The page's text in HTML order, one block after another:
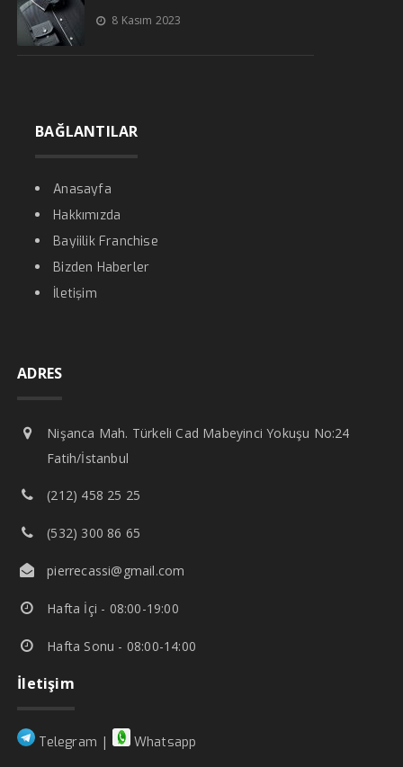
8 Kasım 2023
BAĞLANTILAR
Anasayfa
Hakkımızda
Bayiilik Franchise
Bizden Haberler
İletişim
ADRES
Nişanca Mah. Türkeli Cad Mabeyinci Yokuşu No:24
Fatih/İstanbul
(212) 458 25 25
(532) 300 86 65
pierrecassi@gmail.com
Hafta İçi - 08:00-19:00
Hafta Sonu - 08:00-14:00
İletişim
Telegram | Whatsapp